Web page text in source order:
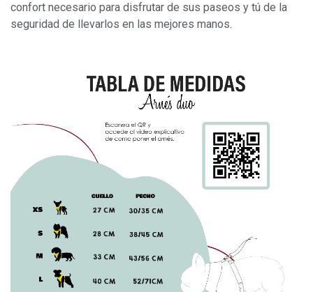
confort necesario para disfrutar de sus paseos y tú de la
seguridad de llevarlos en las mejores manos.